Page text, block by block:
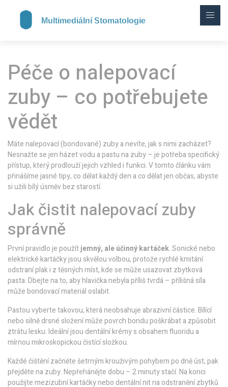
Péče o nalepovací
zuby – co potřebujete
vědět
Máte nalepovací (bondované) zuby a nevíte, jak s nimi zacházet?
Nesnažte se jen házet vodu a pastu na zuby – je potřeba specifický
přístup, který prodlouží jejich vzhled i funkci. V tomto článku vám
přinášíme jasné tipy, co dělat každý den a co dělat jen občas, abyste
si užili bílý úsměv bez starostí.
Jak čistit nalepovací zuby
správně
První pravidlo je použítjemný, ale účinný kartáček. Sonické nebo
elektrické kartáčky jsou skvělou volbou, protože rychlé kmitání
odstraní plak i z těsných míst, kde se může usazovat zbytková
pasta. Dbejte na to, aby hlavička nebyla příliš tvrdá – přílišná síla
může bondovací materiál oslabit.
Pastou vyberte takovou, která neobsahuje abrazivní částice. Bílící
nebo silně drsné složení může povrch bondu poškrábat a způsobit
ztrátu lesku. Ideální jsou dentální krémy s obsahem fluoridu a
mírnou mikroskopickou čistící složkou.
Každé čištění začněte šetrným krouživým pohybem po dně úst, pak
přejděte na zuby. Nepřehánějte dobu – 2 minuty stačí. Na konci
použijte mezizubní kartáčky nebo dentální nit na odstranění zbytků